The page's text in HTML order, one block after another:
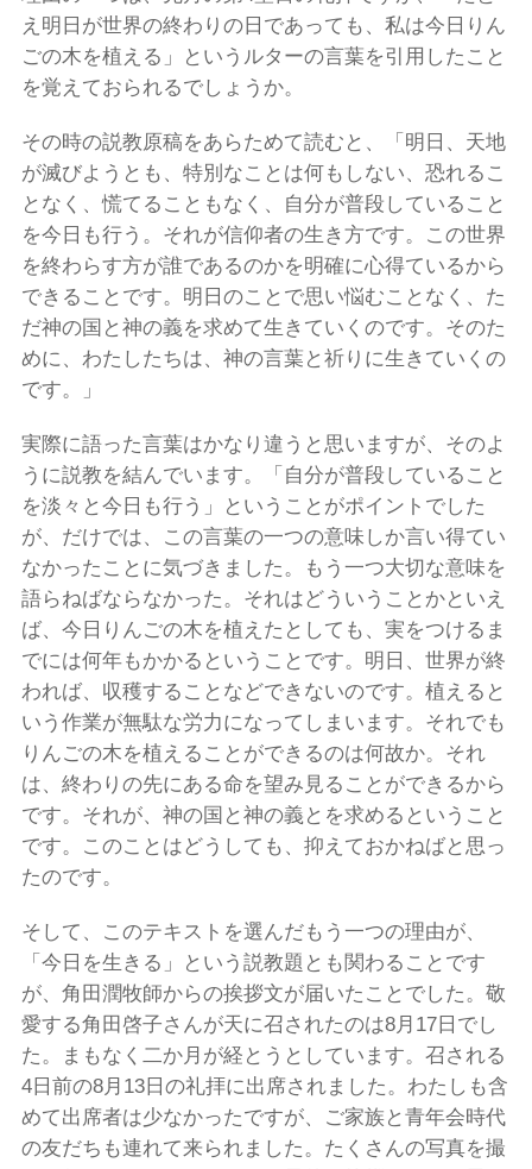
え明日が世界の終わりの日であっても、私は今日りん
ごの木を植える」というルターの言葉を引用したこと
を覚えておられるでしょうか。
その時の説教原稿をあらためて読むと、「明日、天地
が滅びようとも、特別なことは何もしない、恐れるこ
となく、慌てることもなく、自分が普段していること
を今日も行う。それが信仰者の生き方です。この世界
を終わらす方が誰であるのかを明確に心得ているから
できることです。明日のことで思い悩むことなく、た
だ神の国と神の義を求めて生きていくのです。そのた
めに、わたしたちは、神の言葉と祈りに生きていくの
です。」
実際に語った言葉はかなり違うと思いますが、そのよ
うに説教を結んでいます。「自分が普段していること
を淡々と今日も行う」ということがポイントでした
が、だけでは、この言葉の一つの意味しか言い得てい
なかったことに気づきました。もう一つ大切な意味を
語らねばならなかった。それはどういうことかといえ
ば、今日りんごの木を植えたとしても、実をつけるま
でには何年もかかるということです。明日、世界が終
われば、収穫することなどできないのです。植えると
いう作業が無駄な労力になってしまいます。それでも
りんごの木を植えることができるのは何故か。それ
は、終わりの先にある命を望み見ることができるから
です。それが、神の国と神の義とを求めるということ
です。このことはどうしても、抑えておかねばと思っ
たのです。
そして、このテキストを選んだもう一つの理由が、
「今日を生きる」という説教題とも関わることです
が、角田潤牧師からの挨拶文が届いたことでした。敬
愛する角田啓子さんが天に召されたのは8月17日でし
た。まもなく二か月が経とうとしています。召される
4日前の8月13日の礼拝に出席されました。わたしも含
めて出席者は少なかったですが、ご家族と青年会時代
の友だちも連れて来られました。たくさんの写真を撮